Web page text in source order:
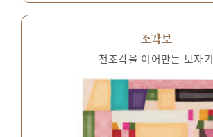
조각보
천조각을 이어만든 보자기